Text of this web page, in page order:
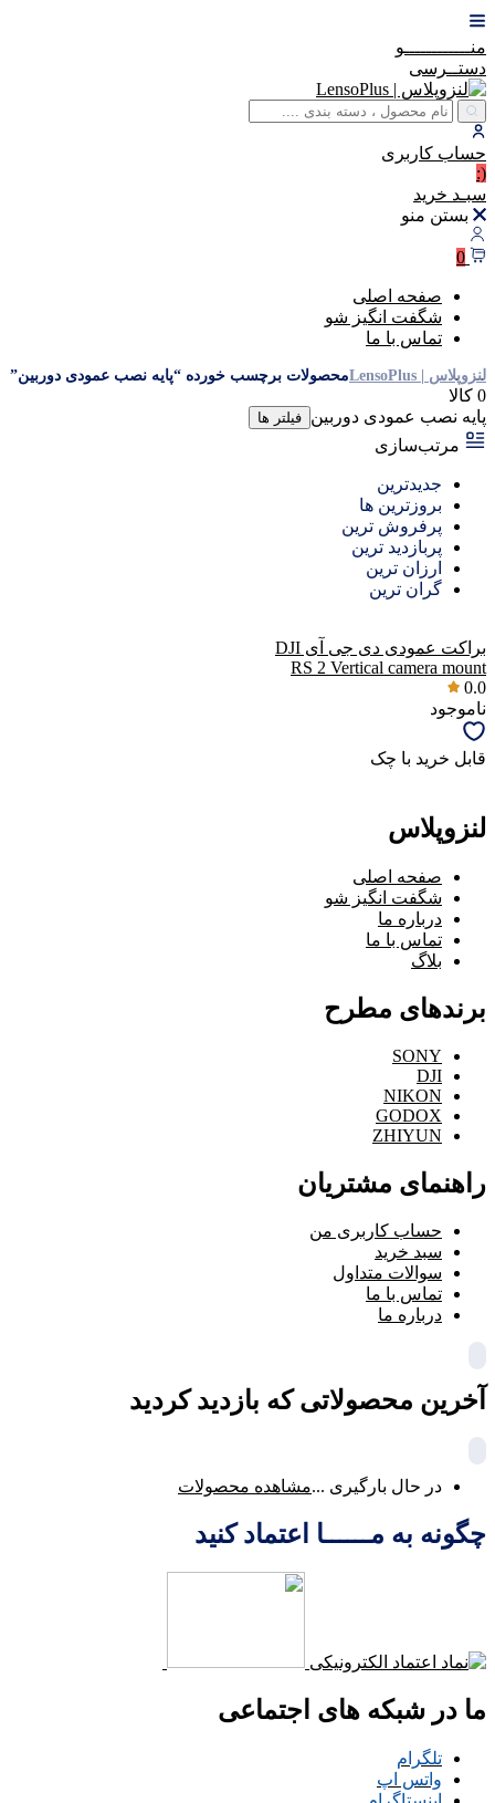
منــــــــــــو
دستــرسی
حساب کاربری
(:
سبـد خرید
بستن منو
0
صفحه اصلی
شگفت انگیز شو
تماس با ما
لنزوپلاس | LensoPlus محصولات برچسب خورده “پایه نصب عمودی دوربین”
0 کالا
پایه نصب عمودی دوربین فیلتر ها
مرتب‌سازی
جدیدترین
بروزترین ها
پرفروش ترین
پربازدید ترین
ارزان ترین
گران ترین
براکت عمودی دی جی آی DJI
RS 2 Vertical camera mount
0.0
ناموجود
قابل خرید با چک
لنزوپلاس
صفحه اصلی
شگفت انگیز شو
درباره ما
تماس با ما
بلاگ
برندهای مطرح
SONY
DJI
NIKON
GODOX
ZHIYUN
راهنمای مشتریان
حساب کاربری من
سبد خرید
سوالات متداول
تماس با ما
درباره ما
آخرین محصولاتی که بازدید کردید
در حال بارگیری ...مشاهده محصولات
چگونه به مــــــا اعتماد کنید
ما در شبکه های اجتماعی
تلگرام
واتس اپ